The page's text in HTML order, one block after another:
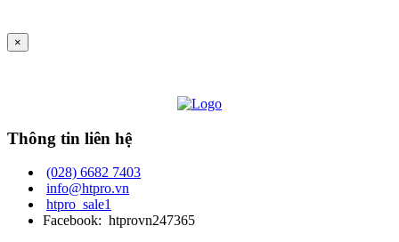
×
Thông tin liên hệ
(028) 6682 7403
info@htpro.vn
htpro_sale1
Facebook: htprovn247365